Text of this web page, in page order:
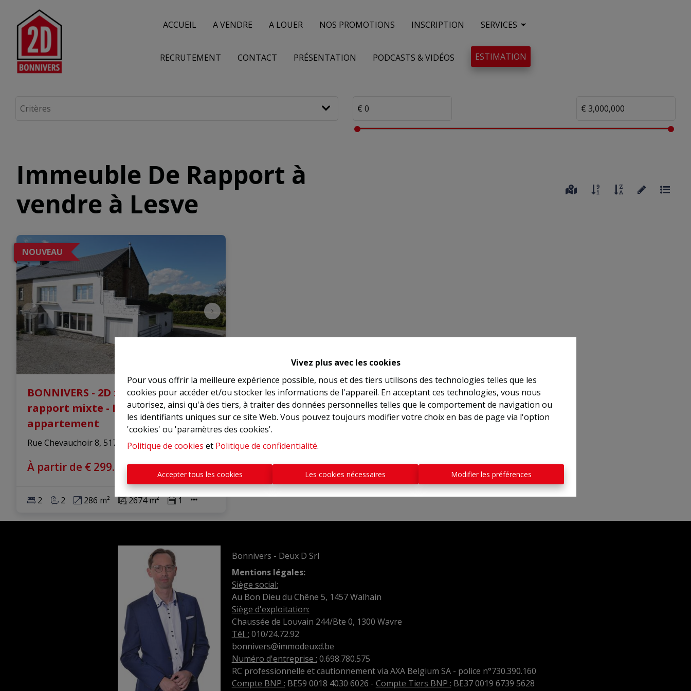
Vivez plus avec les cookies
Pour vous offrir la meilleure expérience possible, nous et des tiers utilisons des technologies telles que les
cookies pour accéder et/ou stocker les informations de l'appareil. En acceptant ces technologies, vous nous
autorisez, ainsi qu'à des tiers, à traiter des données personnelles telles que le comportement de navigation ou
les identifiants uniques sur ce site Web. Vous pouvez toujours modifier votre choix en bas de page via l'option
'cookies' ou 'paramètres des cookies'.
Politique de cookies et Politique de confidentialité.
Accepter tous les cookies Les cookies nécessaires Modifier les préférences
ACCUEIL A VENDRE A LOUER NOS PROMOTIONS INSCRIPTION SERVICES
RECRUTEMENT CONTACT PRÉSENTATION PODCASTS & VIDÉOS ESTIMATION
Immeuble De Rapport à
vendre à Lesve
NOUVEAU
BONNIVERS - 2D : Immeuble de
rapport mixte - Rez commercial + 1
appartement
Rue Chevauchoir 8, 5170 Lesve|Ref: 44195
À partir de € 299.000
2 2 286 m² 2674 m² 1
Bonnivers - Deux D Srl
Mentions légales:
Siège social:
Au Bon Dieu du Chêne 5, 1457 Walhain
Siège d'exploitation:
Chaussée de Louvain 244/Bte 0, 1300 Wavre
Tél. : 010/24.72.92
bonnivers@immodeuxd.be
Numéro d'entreprise : 0.698.780.575
RC professionnelle et cautionnement via AXA Belgium SA - police n°730.390.160
Compte BNP : BE59 0018 4030 6026 - Compte Tiers BNP : BE37 0019 6739 5628